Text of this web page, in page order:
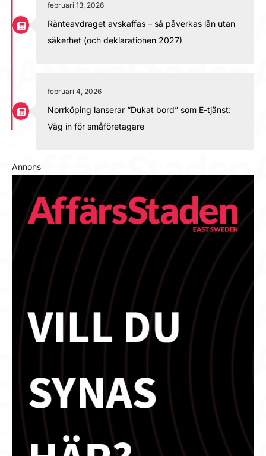
februari 13, 2026
Ränteavdraget avskaffas – så påverkas lån utan
säkerhet (och deklarationen 2027)
februari 4, 2026
Norrköping lanserar “Dukat bord” som E-tjänst:
Väg in för småföretagare
Annons